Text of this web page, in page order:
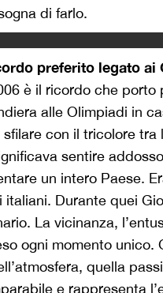
di farlo.
preferito legato ai
è il ricordo che
alle Olimpiadi in
sfilare con il tricolore
sentire
un intero Paese.
italiani. Durante quei
La vicinanza,
ogni momento unico.
quella
e rappresenta